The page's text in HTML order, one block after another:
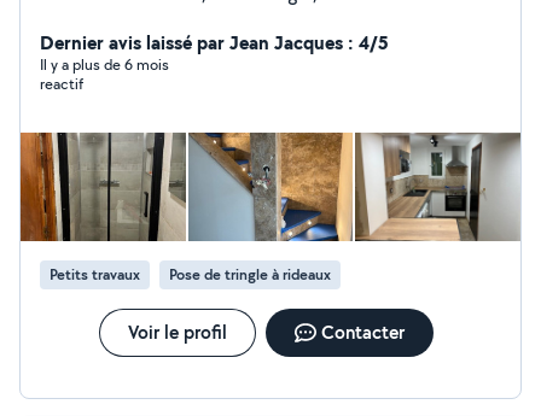
Dernier avis laissé par Jean Jacques : 4/5
Il y a plus de 6 mois
reactif
Petits travaux Pose de tringle à rideaux
Voir le profil Contacter